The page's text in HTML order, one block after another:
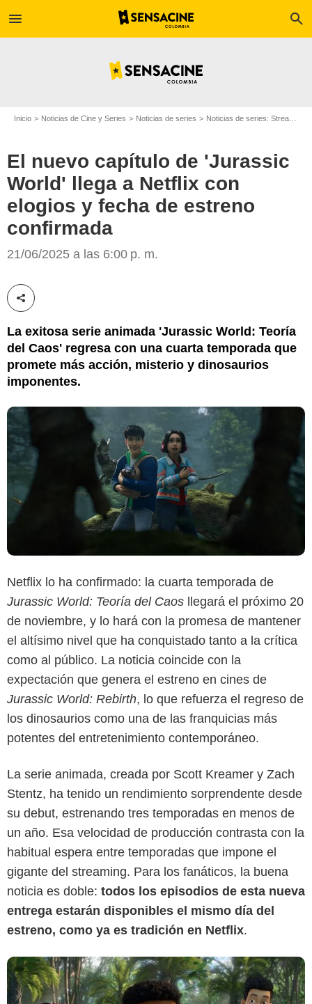
menu search
Inicio Noticias de Cine y Series Noticias de series Noticias de series: Streaming
El nuevo capítulo de 'Jurassic
World' llega a Netflix con
elogios y fecha de estreno
confirmada
21/06/2025 a las 6:00 p. m.
Compartir esta noticia
La exitosa serie animada 'Jurassic World: Teoría
del Caos' regresa con una cuarta temporada que
promete más acción, misterio y dinosaurios
imponentes.
Netflix lo ha confirmado: la cuarta temporada de
Jurassic World: Teoría del Caos llegará el próximo 20
de noviembre, y lo hará con la promesa de mantener
el altísimo nivel que ha conquistado tanto a la crítica
como al público. La noticia coincide con la
expectación que genera el estreno en cines de
Jurassic World: Rebirth, lo que refuerza el regreso de
los dinosaurios como una de las franquicias más
potentes del entretenimiento contemporáneo.
La serie animada, creada por Scott Kreamer y Zach
Stentz, ha tenido un rendimiento sorprendente desde
su debut, estrenando tres temporadas en menos de
un año. Esa velocidad de producción contrasta con la
habitual espera entre temporadas que impone el
gigante del streaming. Para los fanáticos, la buena
noticia es doble: todos los episodios de esta nueva
entrega estarán disponibles el mismo día del
estreno, como ya es tradición en Netflix.
Netflix